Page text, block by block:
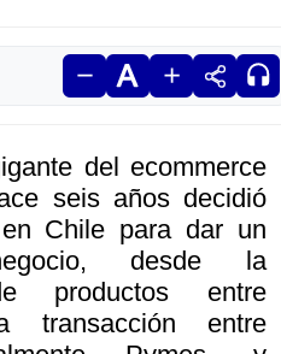
del ecommerce
seis años decidió
Chile para dar un
desde la
productos entre
transacción entre